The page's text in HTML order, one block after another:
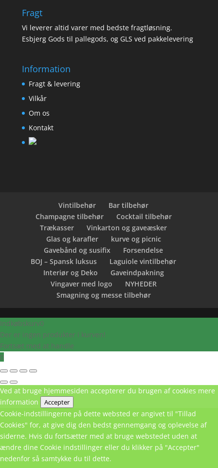
Fragt
Vi leverer altid varer med bedste fragtløsning.
Esbjerg Gods til pallegods, og GLS ved pakkelevering
Information
Fragt & levering
Vilkår
Om os
Kontakt
Vintilbehør
Bar tilbehør
Champagne tilbehør
Cocktail tilbehør
Trækasser
Vinkarton og gaveæsker
Glas og karafler
kurve og picnic
Gavebånd og susifix
Forsendelse
BOJ – Spansk luksus
Laguiole vintilbehør
Interiør og Deko
Gaveindpakning
Vingaver med logo
NYHEDER
Smagning og messe tilbehør
Indkøbskurv0
Der er ingen produkter i kurven!
Fortsæt med at handle
0
Ved at bruge hjemmesiden accepterer du brugen af cookies mere
information
Accepter
Cookie-indstillingerne på dette websted er angivet til "Tillad
Cookies" for, at give dig den bedst gennemgang og oplevelse af
siderne. Hvis du fortsætter med at bruge webstedet uden at
ændre dine Cookie indstillinger eller du klikker på "Accepter"
nedenfor så samtykke du til dette.